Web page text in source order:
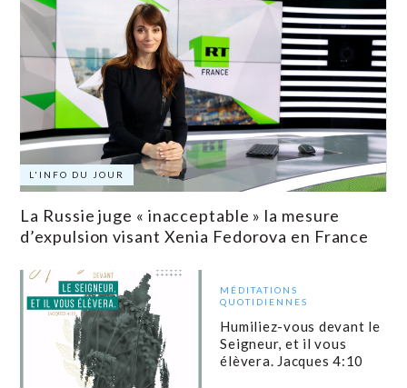
L'INFO DU JOUR
La Russie juge « inacceptable » la mesure
d’expulsion visant Xenia Fedorova en France
MÉDITATIONS
QUOTIDIENNES
Humiliez-vous devant le
Seigneur, et il vous
élèvera. Jacques 4:10